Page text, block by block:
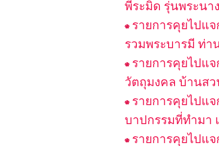
พีระมิด รุ่นพระนา
รายการคุยไปแจ
รวมพระบารมี ท่า
รายการคุยไปแ
วัตถุมงคล บ้านส
รายการคุยไปแ
บาปกรรมที่ทำมา
รายการคุยไปแจ